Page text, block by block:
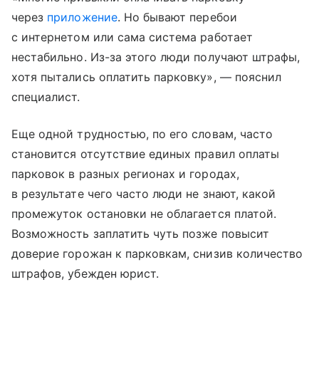
через приложение. Но бывают перебои
с интернетом или сама система работает
нестабильно. Из-за этого люди получают штрафы,
хотя пытались оплатить парковку», — пояснил
специалист.
Еще одной трудностью, по его словам, часто
становится отсутствие единых правил оплаты
парковок в разных регионах и городах,
в результате чего часто люди не знают, какой
промежуток остановки не облагается платой.
Возможность заплатить чуть позже повысит
доверие горожан к парковкам, снизив количество
штрафов, убежден юрист.